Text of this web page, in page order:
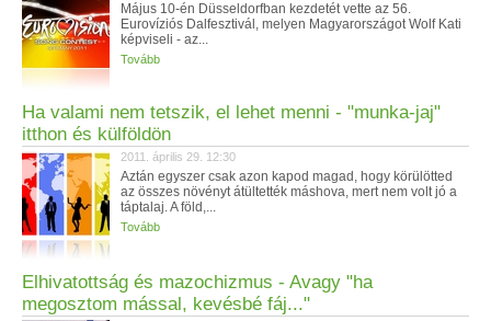
Május 10-én Düsseldorfban kezdetét vette az 56.
Eurovíziós Dalfesztivál, melyen Magyarországot Wolf Kati
képviseli - az...
Tovább
Ha valami nem tetszik, el lehet menni - "munka-jaj"
itthon és külföldön
2011. április 29. 12:30
Aztán egyszer csak azon kapod magad, hogy körülötted
az összes növényt átültették máshova, mert nem volt jó a
táptalaj. A föld,...
Tovább
Elhivatottság és mazochizmus - Avagy "ha
megosztom mással, kevésbé fáj..."